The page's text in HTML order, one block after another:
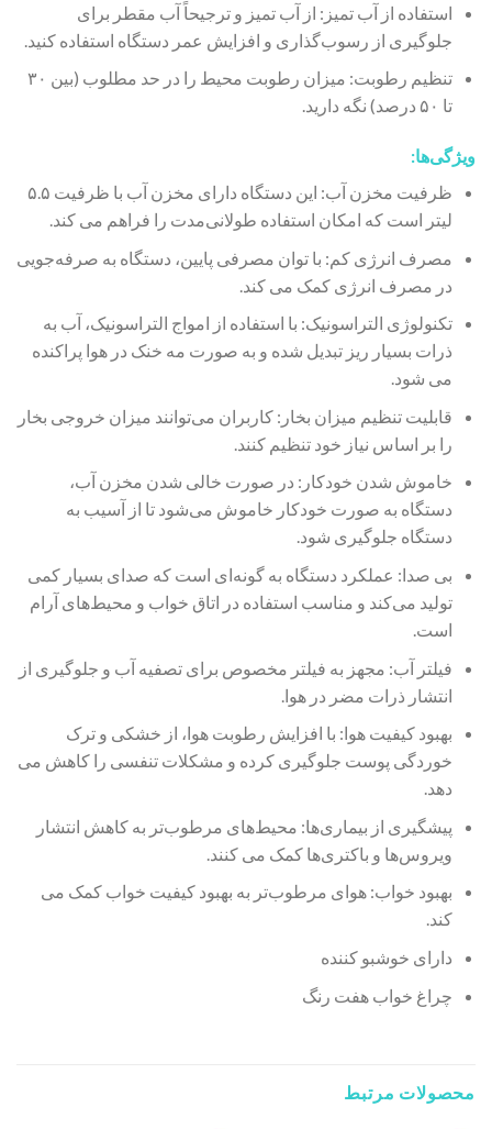
استفاده از آب تمیز: از آب تمیز و ترجیحاً آب مقطر برای
جلوگیری از رسوب‌گذاری و افزایش عمر دستگاه استفاده کنید.
تنظیم رطوبت: میزان رطوبت محیط را در حد مطلوب (بین ۳۰
تا ۵۰ درصد) نگه دارید.
ویژگی‌ها:
ظرفیت مخزن آب: این دستگاه دارای مخزن آب با ظرفیت ۵.۵
لیتر است که امکان استفاده طولانی‌مدت را فراهم می‌ کند.
مصرف انرژی کم: با توان مصرفی پایین، دستگاه به صرفه‌جویی
در مصرف انرژی کمک می‌ کند.
تکنولوژی التراسونیک: با استفاده از امواج التراسونیک، آب به
ذرات بسیار ریز تبدیل شده و به صورت مه خنک در هوا پراکنده
می‌ شود.
قابلیت تنظیم میزان بخار: کاربران می‌توانند میزان خروجی بخار
را بر اساس نیاز خود تنظیم کنند.
خاموش شدن خودکار: در صورت خالی شدن مخزن آب،
دستگاه به صورت خودکار خاموش می‌شود تا از آسیب به
دستگاه جلوگیری شود.
بی‌ صدا: عملکرد دستگاه به گونه‌ای است که صدای بسیار کمی
تولید می‌کند و مناسب استفاده در اتاق خواب و محیط‌های آرام
است.
فیلتر آب: مجهز به فیلتر مخصوص برای تصفیه آب و جلوگیری از
انتشار ذرات مضر در هوا.
بهبود کیفیت هوا: با افزایش رطوبت هوا، از خشکی و ترک
خوردگی پوست جلوگیری کرده و مشکلات تنفسی را کاهش می‌
دهد.
پیشگیری از بیماری‌ها: محیط‌های مرطوب‌تر به کاهش انتشار
ویروس‌ها و باکتری‌ها کمک می‌ کنند.
بهبود خواب: هوای مرطوب‌تر به بهبود کیفیت خواب کمک می‌
کند.
دارای خوشبو کننده
چراغ خواب هفت رنگ
محصولات مرتبط